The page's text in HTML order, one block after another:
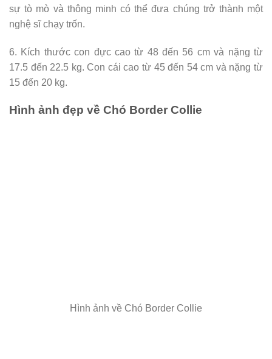
sự tò mò và thông minh có thể đưa chúng trở thành một
nghệ sĩ chạy trốn.
6. Kích thước con đực cao từ 48 đến 56 cm và nặng từ
17.5 đến 22.5 kg. Con cái cao từ 45 đến 54 cm và nặng từ
15 đến 20 kg.
Hình ảnh đẹp về Chó Border Collie
Hình ảnh về Chó Border Collie